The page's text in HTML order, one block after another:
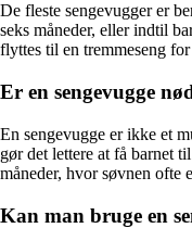
De fleste sengevugger er
seks måneder, eller indtil
flyttes til en tremmeseng
Er en sengevugge
En sengevugge er ikke et
gør det lettere at få barnet
måneder, hvor søvnen ofte
Kan man bruge en